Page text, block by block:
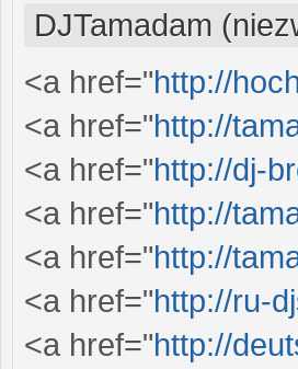
DJTamadam
<a href="http://
<a href="http://
<a href="http://dj-
<a href="http://
<a href="http://
<a href="http://ru-
<a href="http://